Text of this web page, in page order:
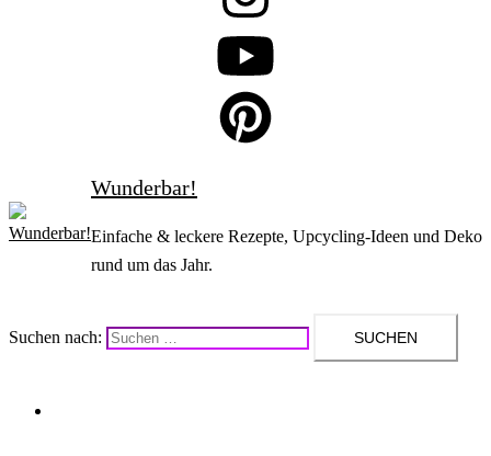
Wunderbar!
Einfache & leckere Rezepte, Upcycling-Ideen und Deko
rund um das Jahr.
Suchen nach: